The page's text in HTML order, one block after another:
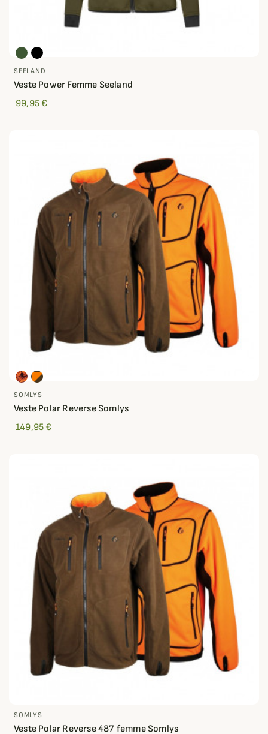
SEELAND
Veste Power Femme Seeland
99,95 €
SOMLYS
Veste Polar Reverse Somlys
149,95 €
SOMLYS
Veste Polar Reverse 487 femme Somlys